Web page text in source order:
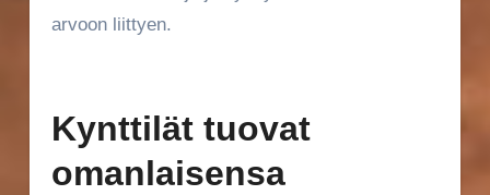
arvoon liittyen.
Kynttilät tuovat
omanlaisensa